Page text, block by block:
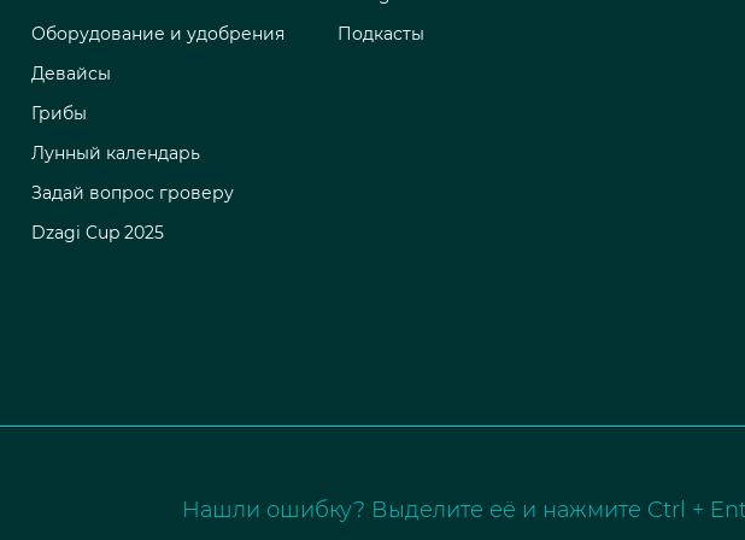
Оборудование и удобрения
Девайсы
Грибы
Лунный календарь
Задай вопрос гроверу
Dzagi Cup 2025
Подкасты
Нашли ошибку? Выделите её и нажмите Ctrl +